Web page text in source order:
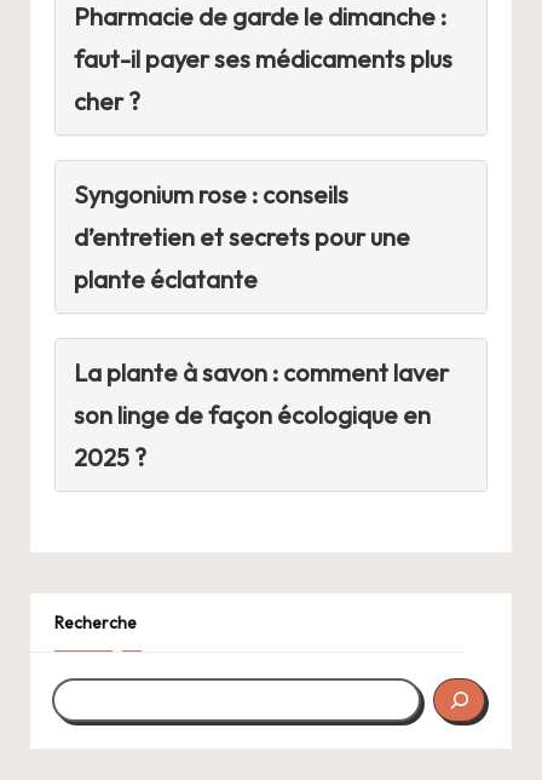
Pharmacie de garde le dimanche :
faut-il payer ses médicaments plus
cher ?
Syngonium rose : conseils
d’entretien et secrets pour une
plante éclatante
La plante à savon : comment laver
son linge de façon écologique en
2025 ?
Recherche